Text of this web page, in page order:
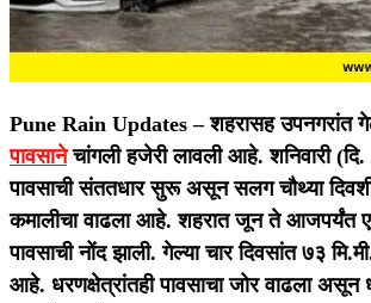
Pune Rain Updates –शहरासह उपनगरांत
पावसानेचांगली हजेरी लावली आहे. शनिवारी
पावसाची संततधार सुरू असून सलग चौथ्या
कमालीचा वाढला आहे. शहरात जून ते आजपर्यंत
पावसाची नोंद झाली. गेल्या चार दिवसांत ७३
आहे. धरणक्षेत्रांतही पावसाचा जोर वाढला